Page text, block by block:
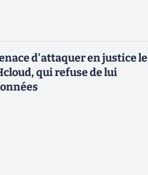
d'attaquer en justice le
qui refuse de lui